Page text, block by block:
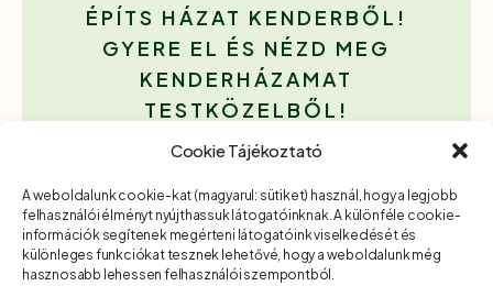
Cookie Tájékoztató
A weboldalunk cookie-kat (magyarul: sütiket) használ, hogy a legjobb
felhasználói élményt nyújthassuk látogatóinknak. A különféle cookie-
információk segítenek megérteni látogatóink viselkedését és
különleges funkciókat tesznek lehetővé, hogy a weboldalunk még
hasznosabb lehessen felhasználói szempontból.
ÉPÍTS HÁZAT KENDERBŐL!
GYERE EL ÉS NÉZD MEG
KENDERHÁZAMAT
TESTKÖZELBŐL!
ÉPÍTTETŐKÉNT ÉS LAKÓKÉNT
VELETEK TAPASZTALATAIMAT.
Egészséges, hangulatos, de megfizethető otthonra